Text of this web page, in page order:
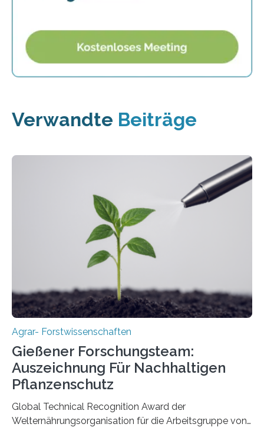
Verwandte Beiträge
Agrar- Forstwissenschaften
Gießener Forschungsteam:
Auszeichnung Für Nachhaltigen
Pflanzenschutz
Global Technical Recognition Award der
Welternährungsorganisation für die Arbeitsgruppe von